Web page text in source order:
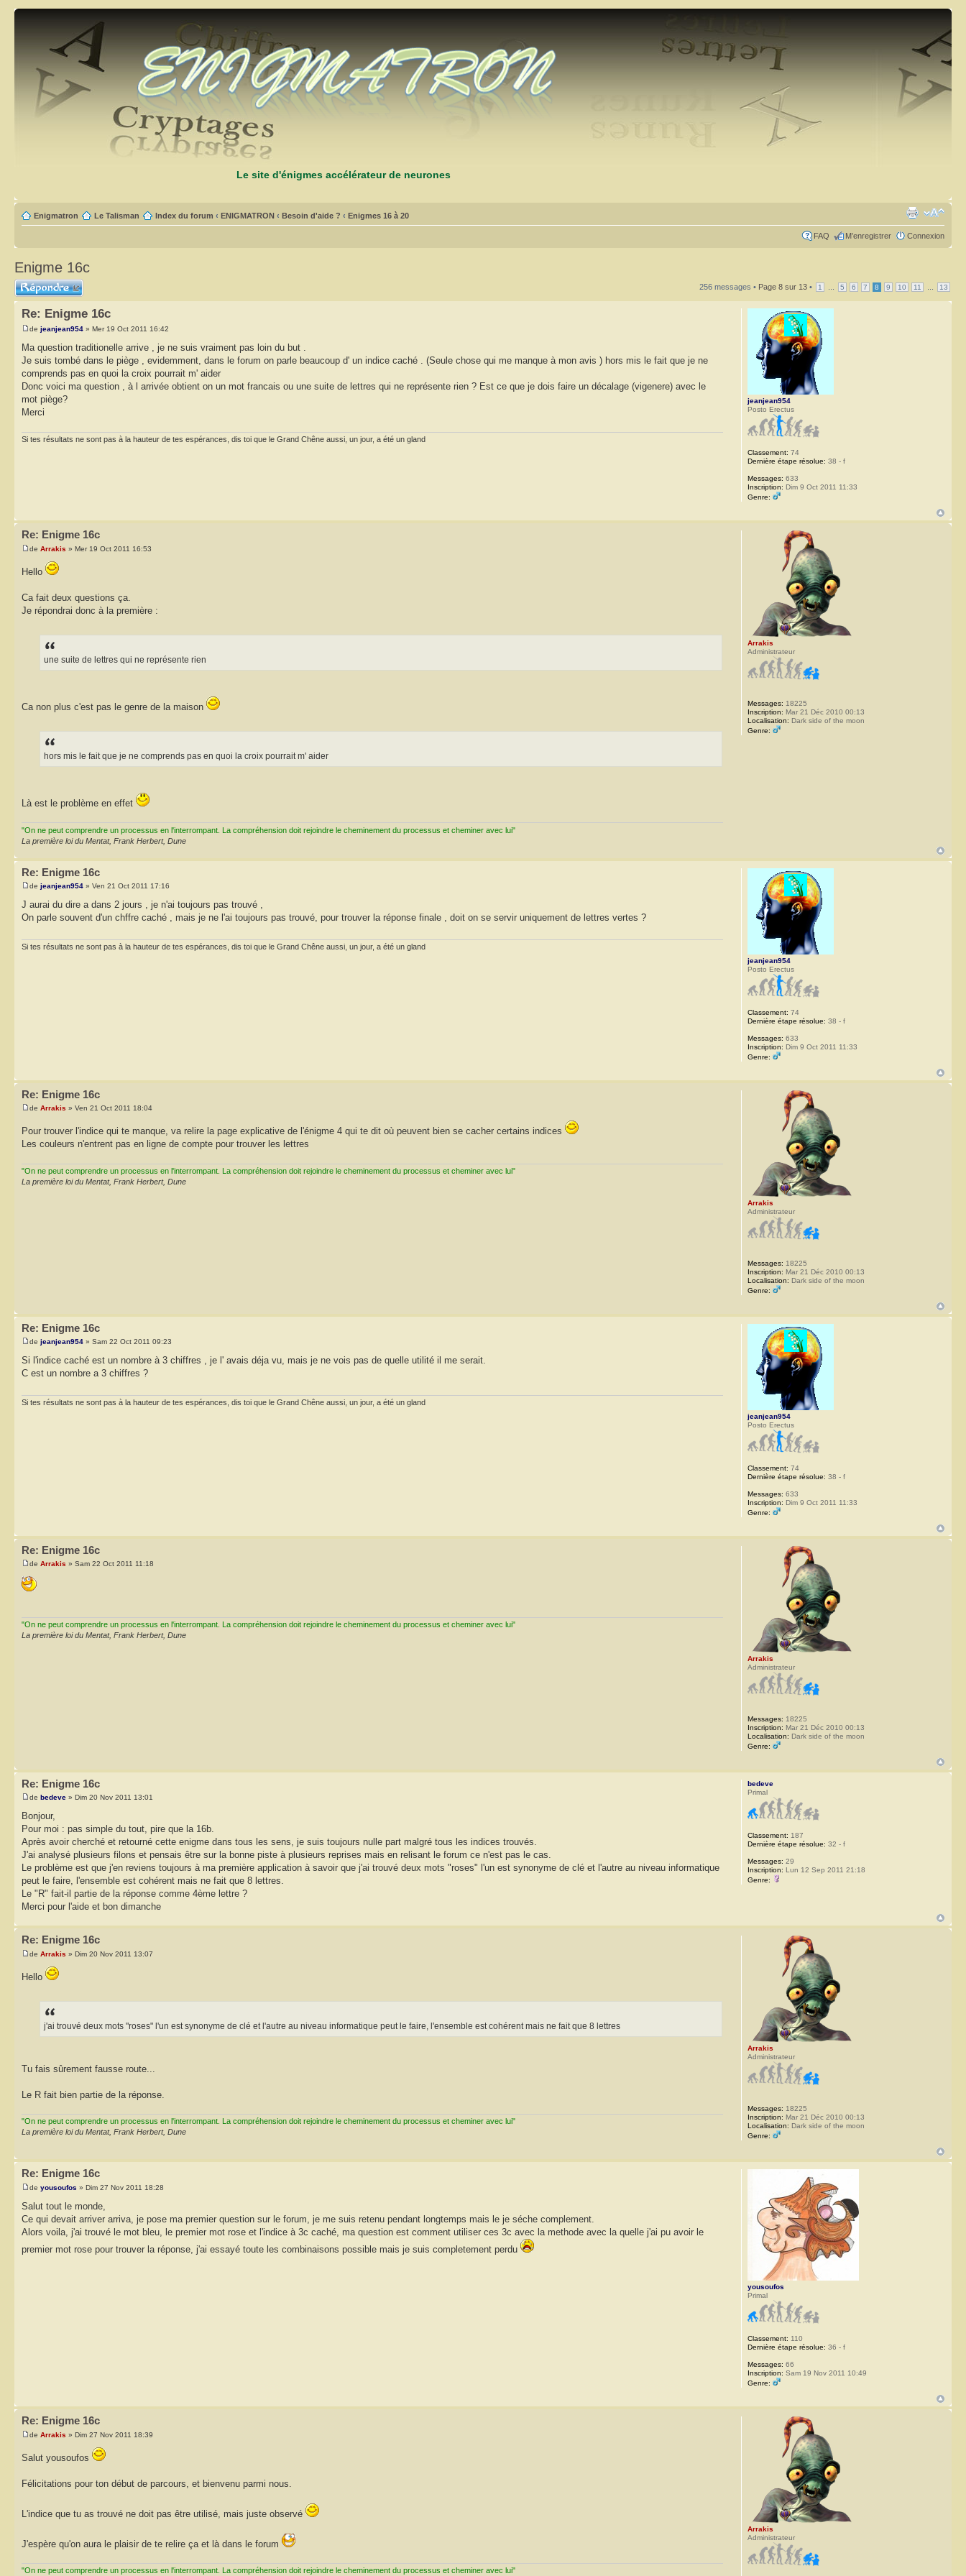
Le site d'énigmes accélérateur de neurones
Enigmatron Le Talisman Index du forum ‹ ENIGMATRON ‹ Besoin d'aide ? ‹ Enigmes 16 à 20
FAQ M’enregistrer Connexion
Enigme 16c
Répondre 256 messages • Page 8 sur 13 • 1 5 6 7 8 9 10 11 13
Re: Enigme 16c
de jeanjean954 » Mer 19 Oct 2011 16:42
Ma question traditionelle arrive , je ne suis vraiment pas loin du but .
Je suis tombé dans le piège , evidemment, dans le forum on parle beaucoup d' un indice caché . (Seule chose qui me manque à mon avis ) hors mis le fait que je ne
comprends pas en quoi la croix pourrait m' aider
Donc voici ma question , à l arrivée obtient on un mot francais ou une suite de lettres qui ne représente rien ? Est ce que je dois faire un décalage (vigenere) avec le
mot piège?
Merci
Si tes résultats ne sont pas à la hauteur de tes espérances, dis toi que le Grand Chêne aussi, un jour, a été un gland
jeanjean954
Posto Erectus
Classement: 74
Dernière étape résolue: 38 - f
Messages: 633
Inscription: Dim 9 Oct 2011 11:33
Genre:
Re: Enigme 16c
de Arrakis » Mer 19 Oct 2011 16:53
Hello
Ca fait deux questions ça.
Je répondrai donc à la première :
une suite de lettres qui ne représente rien
Ca non plus c'est pas le genre de la maison
hors mis le fait que je ne comprends pas en quoi la croix pourrait m' aider
Là est le problème en effet
"On ne peut comprendre un processus en l'interrompant. La compréhension doit rejoindre le cheminement du processus et cheminer avec lui"
La première loi du Mentat, Frank Herbert, Dune
Arrakis
Administrateur
Messages: 18225
Inscription: Mar 21 Déc 2010 00:13
Localisation: Dark side of the moon
Genre:
Re: Enigme 16c
de jeanjean954 » Ven 21 Oct 2011 17:16
J aurai du dire a dans 2 jours , je n'ai toujours pas trouvé ,
On parle souvent d'un chffre caché , mais je ne l'ai toujours pas trouvé, pour trouver la réponse finale , doit on se servir uniquement de lettres vertes ?
Si tes résultats ne sont pas à la hauteur de tes espérances, dis toi que le Grand Chêne aussi, un jour, a été un gland
jeanjean954
Posto Erectus
Classement: 74
Dernière étape résolue: 38 - f
Messages: 633
Inscription: Dim 9 Oct 2011 11:33
Genre:
Re: Enigme 16c
de Arrakis » Ven 21 Oct 2011 18:04
Pour trouver l'indice qui te manque, va relire la page explicative de l'énigme 4 qui te dit où peuvent bien se cacher certains indices
Les couleurs n'entrent pas en ligne de compte pour trouver les lettres
"On ne peut comprendre un processus en l'interrompant. La compréhension doit rejoindre le cheminement du processus et cheminer avec lui"
La première loi du Mentat, Frank Herbert, Dune
Arrakis
Administrateur
Messages: 18225
Inscription: Mar 21 Déc 2010 00:13
Localisation: Dark side of the moon
Genre:
Re: Enigme 16c
de jeanjean954 » Sam 22 Oct 2011 09:23
Si l'indice caché est un nombre à 3 chiffres , je l' avais déja vu, mais je ne vois pas de quelle utilité il me serait.
C est un nombre a 3 chiffres ?
Si tes résultats ne sont pas à la hauteur de tes espérances, dis toi que le Grand Chêne aussi, un jour, a été un gland
jeanjean954
Posto Erectus
Classement: 74
Dernière étape résolue: 38 - f
Messages: 633
Inscription: Dim 9 Oct 2011 11:33
Genre:
Re: Enigme 16c
de Arrakis » Sam 22 Oct 2011 11:18
"On ne peut comprendre un processus en l'interrompant. La compréhension doit rejoindre le cheminement du processus et cheminer avec lui"
La première loi du Mentat, Frank Herbert, Dune
Arrakis
Administrateur
Messages: 18225
Inscription: Mar 21 Déc 2010 00:13
Localisation: Dark side of the moon
Genre:
Re: Enigme 16c
de bedeve » Dim 20 Nov 2011 13:01
Bonjour,
Pour moi : pas simple du tout, pire que la 16b.
Après avoir cherché et retourné cette enigme dans tous les sens, je suis toujours nulle part malgré tous les indices trouvés.
J'ai analysé plusieurs filons et pensais être sur la bonne piste à plusieurs reprises mais en relisant le forum ce n'est pas le cas.
Le problème est que j'en reviens toujours à ma première application à savoir que j'ai trouvé deux mots "roses" l'un est synonyme de clé et l'autre au niveau informatique
peut le faire, l'ensemble est cohérent mais ne fait que 8 lettres.
Le "R" fait-il partie de la réponse comme 4ème lettre ?
Merci pour l'aide et bon dimanche
bedeve
Primal
Classement: 187
Dernière étape résolue: 32 - f
Messages: 29
Inscription: Lun 12 Sep 2011 21:18
Genre:
Re: Enigme 16c
de Arrakis » Dim 20 Nov 2011 13:07
Hello
j'ai trouvé deux mots "roses" l'un est synonyme de clé et l'autre au niveau informatique peut le faire, l'ensemble est cohérent mais ne fait que 8 lettres
Tu fais sûrement fausse route...
Le R fait bien partie de la réponse.
"On ne peut comprendre un processus en l'interrompant. La compréhension doit rejoindre le cheminement du processus et cheminer avec lui"
La première loi du Mentat, Frank Herbert, Dune
Arrakis
Administrateur
Messages: 18225
Inscription: Mar 21 Déc 2010 00:13
Localisation: Dark side of the moon
Genre:
Re: Enigme 16c
de yousoufos » Dim 27 Nov 2011 18:28
Salut tout le monde,
Ce qui devait arriver arriva, je pose ma premier question sur le forum, je me suis retenu pendant longtemps mais le je séche complement.
Alors voila, j'ai trouvé le mot bleu, le premier mot rose et l'indice à 3c caché, ma question est comment utiliser ces 3c avec la methode avec la quelle j'ai pu avoir le
premier mot rose pour trouver la réponse, j'ai essayé toute les combinaisons possible mais je suis completement perdu
yousoufos
Primal
Classement: 110
Dernière étape résolue: 36 - f
Messages: 66
Inscription: Sam 19 Nov 2011 10:49
Genre:
Re: Enigme 16c
de Arrakis » Dim 27 Nov 2011 18:39
Salut yousoufos
Félicitations pour ton début de parcours, et bienvenu parmi nous.
L'indice que tu as trouvé ne doit pas être utilisé, mais juste observé
J'espère qu'on aura le plaisir de te relire ça et là dans le forum
"On ne peut comprendre un processus en l'interrompant. La compréhension doit rejoindre le cheminement du processus et cheminer avec lui"
Arrakis
Administrateur